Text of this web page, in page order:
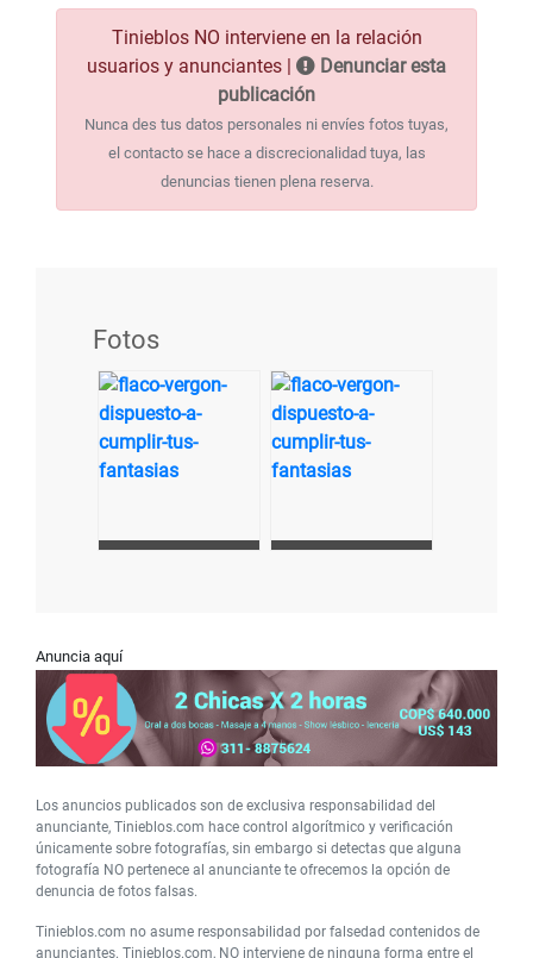
Tinieblos NO interviene en la relación
usuarios y anunciantes |
Denunciar esta
publicación
Nunca des tus datos personales ni envíes fotos tuyas,
el contacto se hace a discrecionalidad tuya, las
denuncias tienen plena reserva.
Fotos
Anuncia aquí
Los anuncios publicados son de exclusiva responsabilidad del
anunciante, Tinieblos.com hace control algorítmico y verificación
únicamente sobre fotografías, sin embargo si detectas que alguna
fotografía NO pertenece al anunciante te ofrecemos la opción de
denuncia de fotos falsas.
Tinieblos.com no asume responsabilidad por falsedad contenidos de
anunciantes. Tinieblos.com, NO interviene de ninguna forma entre el